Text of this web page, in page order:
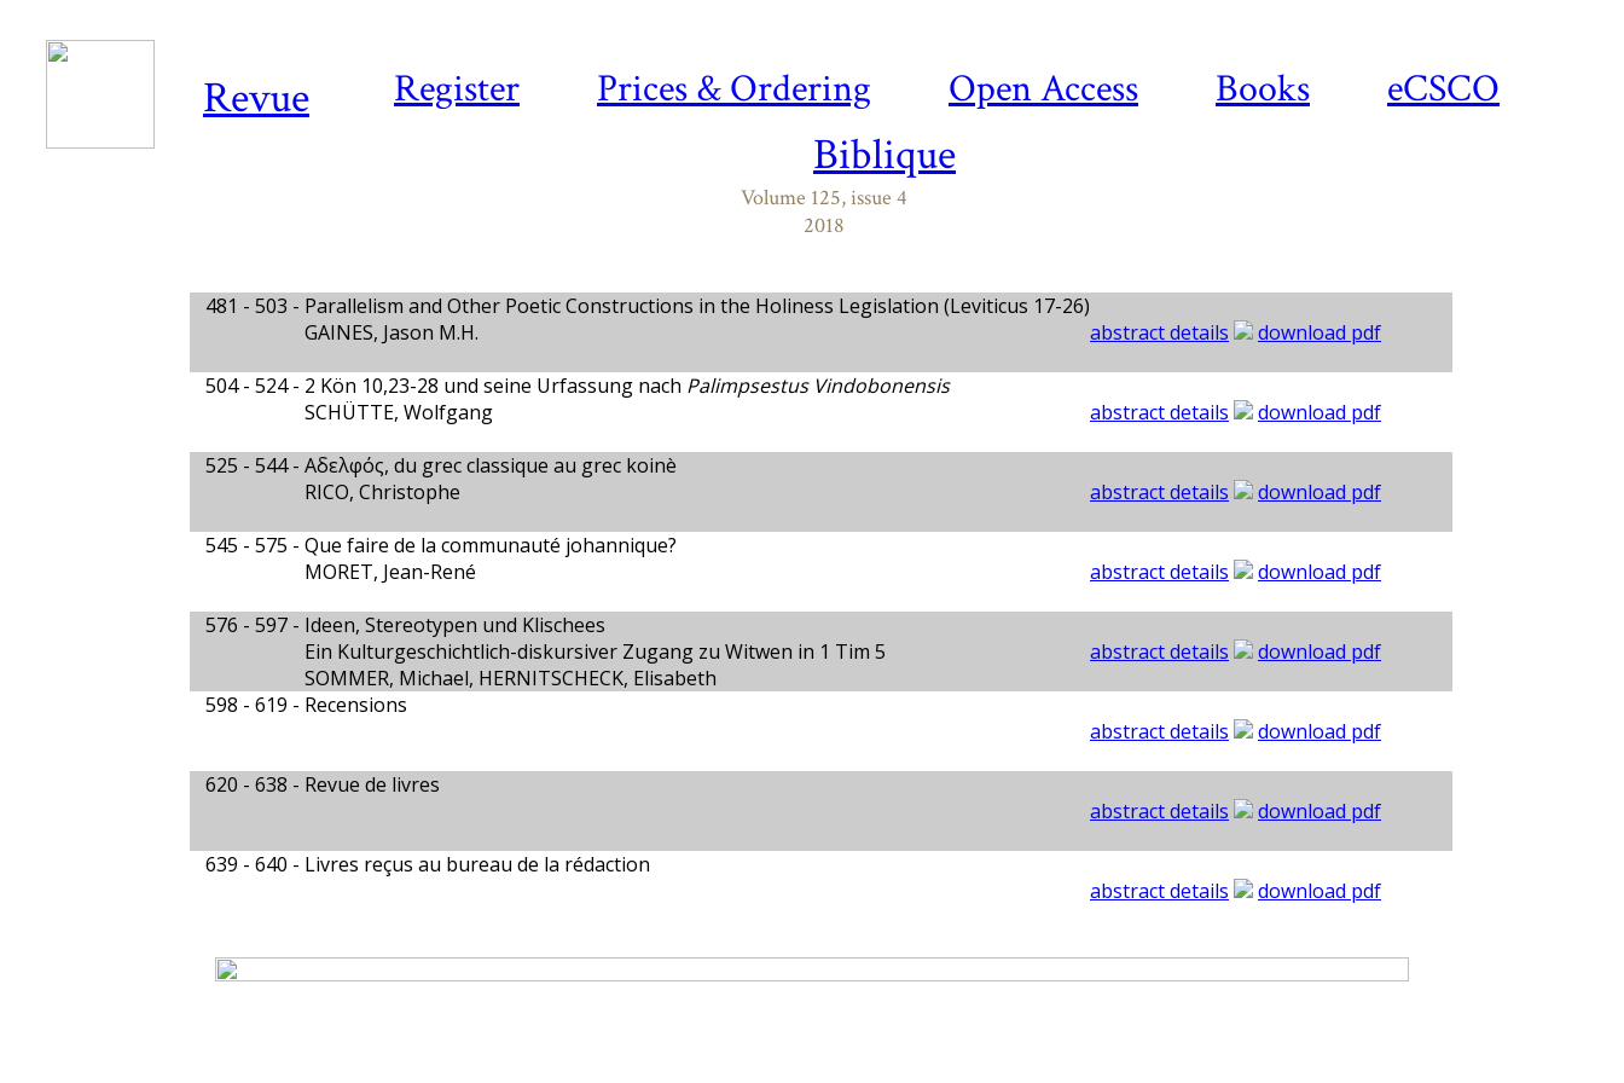
Register Prices & Ordering Open Access Books eCSCO
Revue
Biblique
Volume 125, issue 4
2018
481 - 503 - Parallelism and Other Poetic Constructions in the Holiness Legislation (Leviticus 17-26)
GAINES, Jason M.H.
abstract details
download pdf
504 - 524 - 2 Kön 10,23-28 und seine Urfassung nach Palimpsestus Vindobonensis
SCHÜTTE, Wolfgang
abstract details
download pdf
525 - 544 - Αδελφός, du grec classique au grec koinè
RICO, Christophe
abstract details
download pdf
545 - 575 - Que faire de la communauté johannique?
MORET, Jean-René
abstract details
download pdf
576 - 597 - Ideen, Stereotypen und Klischees
Ein Kulturgeschichtlich-diskursiver Zugang zu Witwen in 1 Tim 5
SOMMER, Michael, HERNITSCHECK, Elisabeth
abstract details
download pdf
598 - 619 - Recensions
abstract details
download pdf
620 - 638 - Revue de livres
abstract details
download pdf
639 - 640 - Livres reçus au bureau de la rédaction
abstract details
download pdf